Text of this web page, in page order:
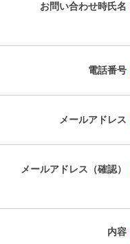
お問い合わせ時氏名
電話番号
メールアドレス
メールアドレス（確認）
内容